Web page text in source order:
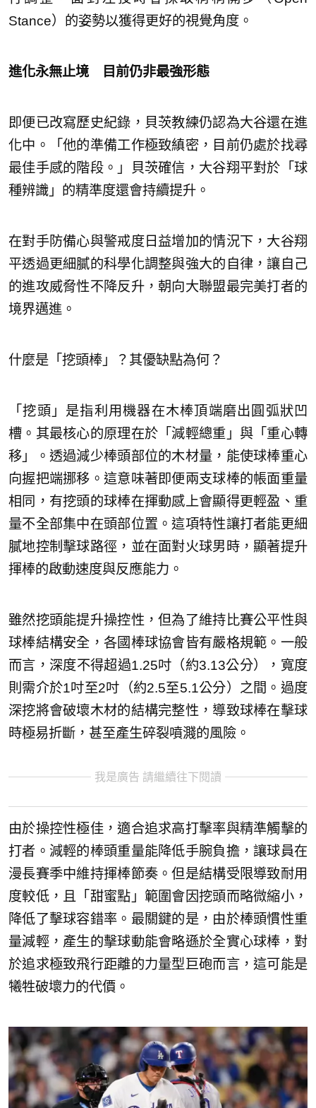
Stance）的姿勢以獲得更好的視覺角度。
進化永無止境 目前仍非最強形態
即便已改寫歷史紀錄，貝茨教練仍認為大谷還在進
化中。「他的準備工作極致縝密，目前仍處於找尋
最佳手感的階段。」貝茨確信，大谷翔平對於「球
種辨識」的精準度還會持續提升。
在對手防備心與警戒度日益增加的情況下，大谷翔
平透過更細膩的科學化調整與強大的自律，讓自己
的進攻威脅性不降反升，朝向大聯盟最完美打者的
境界邁進。
什麼是「挖頭棒」？其優缺點為何？
「挖頭」是指利用機器在木棒頂端磨出圓弧狀凹
槽。其最核心的原理在於「減輕總重」與「重心轉
移」。透過減少棒頭部位的木材量，能使球棒重心
向握把端挪移。這意味著即便兩支球棒的帳面重量
相同，有挖頭的球棒在揮動感上會顯得更輕盈、重
量不全部集中在頭部位置。這項特性讓打者能更細
膩地控制擊球路徑，並在面對火球男時，顯著提升
揮棒的啟動速度與反應能力。
雖然挖頭能提升操控性，但為了維持比賽公平性與
球棒結構安全，各國棒球協會皆有嚴格規範。一般
而言，深度不得超過1.25吋（約3.13公分），寬度
則需介於1吋至2吋（約2.5至5.1公分）之間。過度
深挖將會破壞木材的結構完整性，導致球棒在擊球
時極易折斷，甚至產生碎裂噴濺的風險。
我是廣告 請繼續往下閱讀
由於操控性極佳，適合追求高打擊率與精準觸擊的
打者。減輕的棒頭重量能降低手腕負擔，讓球員在
漫長賽季中維持揮棒節奏。但是結構受限導致耐用
度較低，且「甜蜜點」範圍會因挖頭而略微縮小，
降低了擊球容錯率。最關鍵的是，由於棒頭慣性重
量減輕，產生的擊球動能會略遜於全實心球棒，對
於追求極致飛行距離的力量型巨砲而言，這可能是
犧牲破壞力的代價。